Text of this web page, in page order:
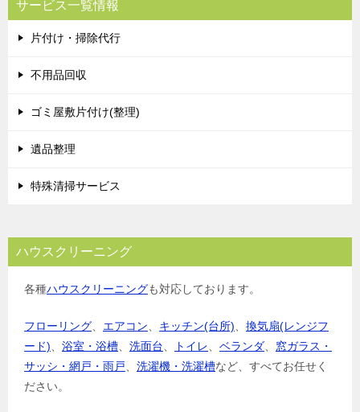
サービス一覧情報
片付け・掃除代行
不用品回収
ゴミ屋敷片付け(整理)
遺品整理
特殊清掃サービス
ハウスクリーニング
各種ハウスクリーニングも対応しております。
フローリング エアコン キッチン(台所)
換気扇(レンジフ
ード)
浴室・浴槽 洗面台 トイレ ベランダ
窓ガラス・
サッシ・網戸・雨戸
洗濯機・洗濯槽など、すべてお任せく
ださい。